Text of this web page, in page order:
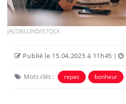
JACOBLUND/ISTOCK
Publié le 15.04.2025 à 11h45 |
Mots clés : repas bonheur